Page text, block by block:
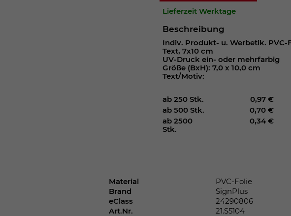
Lieferzeit Werktage
Beschreibung
Indiv. Produkt- u. Werbetik.
Text, 7x10 cm
UV-Druck ein- oder mehrfarbig
Größe (BxH): 7,0 x 10,0 cm
Text/Motiv:
ab 250 Stk.
0,97 €
ab 500 Stk.
0,70 €
ab 2500
Stk.
0,34 €
Material
PVC-Folie
Brand
SignPlus
eClass
24290806
Art.Nr.
21.S5104
Cookie-Einstellungen für diese Website zu
Dieser Wert speichert Ihre Consent-